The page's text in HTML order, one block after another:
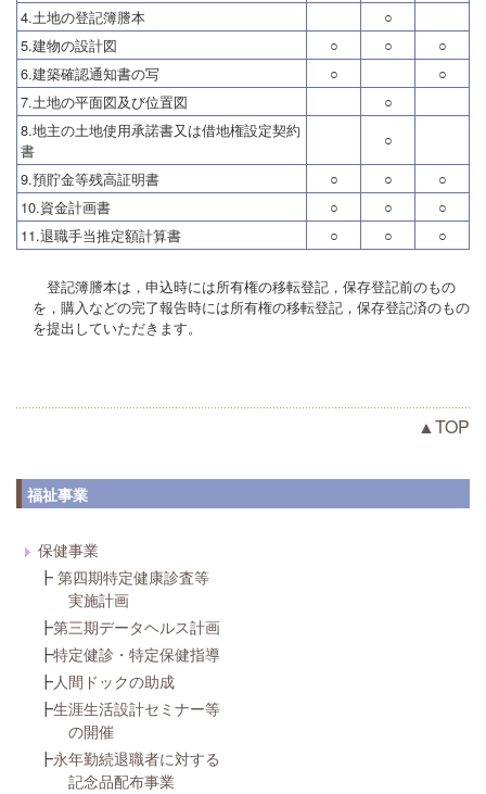
4.土地の登記簿謄本
○
5.建物の設計図
○ ○
○
6.建築確認通知書の写
○
○
7.土地の平面図及び位置図
○
8.地主の土地使用承諾書又は借地権設定契約
書
○
9.預貯金等残高証明書
○ ○
○
10.資金計画書
○ ○
○
11.退職手当推定額計算書
○ ○ ○
登記簿謄本は，申込時には所有権の移転登記，保存登記前のもの
を，購入などの完了報告時には所有権の移転登記，保存登記済のもの
を提出していただきます。
▲TOP
福祉事業
保健事業
┣第四期特定健康診査等
実施計画
┣第三期データヘルス計画
┣特定健診・特定保健指導
┣人間ドックの助成
┣生涯生活設計セミナー等
の開催
┣永年勤続退職者に対する
記念品配布事業